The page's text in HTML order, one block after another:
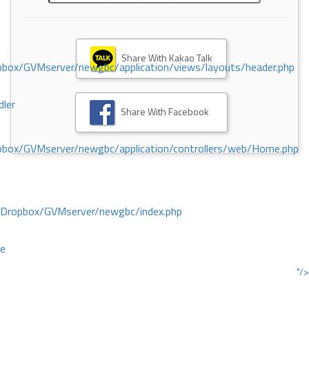
GVMserver/newgbc/application/views/layouts/header.php
GVMserver/newgbc/application/controllers/web/Home.php
GVMserver/newgbc/index.php
"/>
Share With Kakao Talk
Share With Facebook